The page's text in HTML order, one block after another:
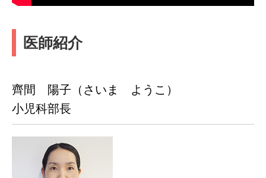
医師紹介
齊間 陽子（さいま ようこ）
小児科部長